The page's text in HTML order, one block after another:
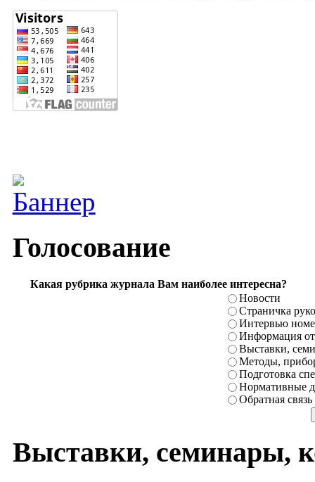
Голосование
Какая рубрика журнала Вам наиболее интересна?
Новости
Страничка
Интервью
Информация
Выставки,
Методы,
Подготовка
Нормативные
Обратная связь
Выставки, семинары,